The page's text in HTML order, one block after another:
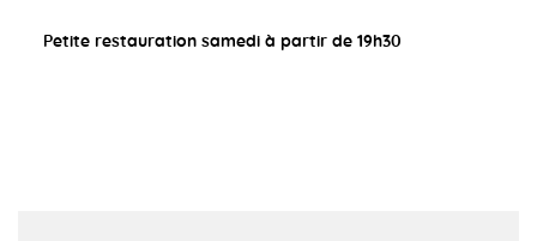
Petite restauration samedi à partir de 19h30